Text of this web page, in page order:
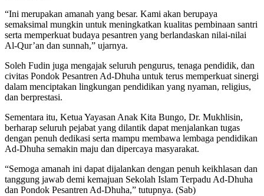
“Ini merupakan amanah yang besar. Kami akan berupaya
semaksimal mungkin untuk meningkatkan kualitas pembinaan santri
serta memperkuat budaya pesantren yang berlandaskan nilai-nilai
Al-Qur’an dan sunnah,” ujarnya.
Soleh Fudin juga mengajak seluruh pengurus, tenaga pendidik, dan
civitas Pondok Pesantren Ad-Dhuha untuk terus memperkuat sinergi
dalam menciptakan lingkungan pendidikan yang nyaman, religius,
dan berprestasi.
Sementara itu, Ketua Yayasan Anak Kita Bungo, Dr. Mukhlisin,
berharap seluruh pejabat yang dilantik dapat menjalankan tugas
dengan penuh dedikasi serta mampu membawa lembaga pendidikan
Ad-Dhuha semakin maju dan dipercaya masyarakat.
“Semoga amanah ini dapat dijalankan dengan penuh keikhlasan dan
tanggung jawab demi kemajuan Sekolah Islam Terpadu Ad-Dhuha
dan Pondok Pesantren Ad-Dhuha,” tutupnya. (Sab)